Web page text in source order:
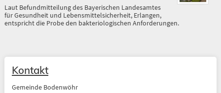
Laut Befundmitteilung des Bayerischen Landesamtes
für Gesundheit und Lebensmittelsicherheit, Erlangen,
entspricht die Probe den bakteriologischen Anforderungen.
Kontakt
Gemeinde Bodenwöhr